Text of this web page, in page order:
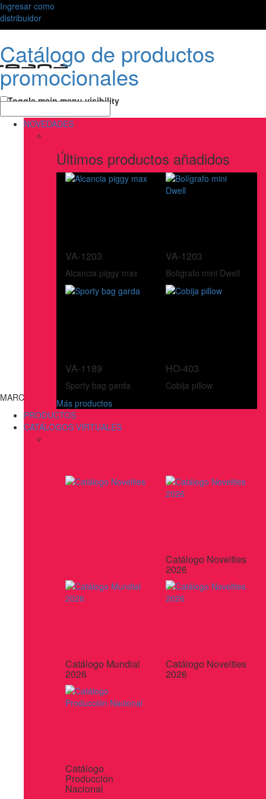
Ingresar como
distribuidor
Catálogo de productos
promocionales
Toggle main menu visibility
NOVEDADES
Últimos productos añadidos
VA-1203
Alcancia piggy max
VA-1203
Bolígrafo mini Dwell
VA-1189
Sporty bag garda
HO-403
Cobija pillow
Más productos
PRODUCTOS
CATÁLOGOS VIRTUALES
Catálogo Novelties
2026
Catálogo Mundial
2026
Catálogo Novelties
2026
Catálogo
Producción
Nacional
MARCAS